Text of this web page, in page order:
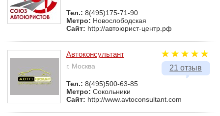
Тел.: 8(495)175-71-90
Метро: Новослободская
Сайт: http://автоюрист-центр.рф
21 отзыв
Автоконсультант
г. Москва
Тел.: 8(495)500-63-85
Метро: Сокольники
Сайт: http://www.avtoconsultant.com